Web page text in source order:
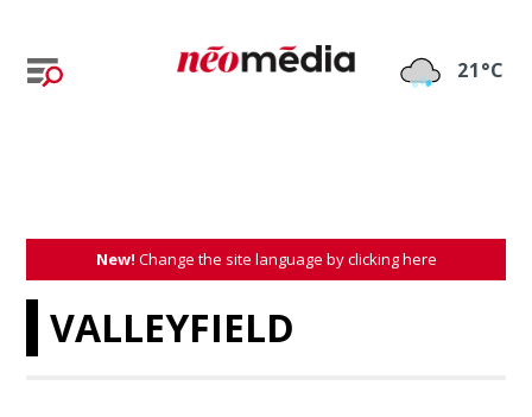
21°C
New! Change the site language by clicking here
VALLEYFIELD